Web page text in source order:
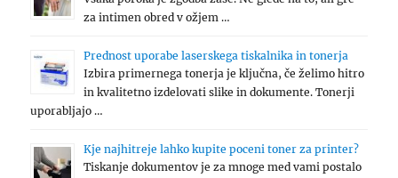
za intimen obred v ožjem …
Prednost uporabe laserskega tiskalnika in tonerja
Izbira primernega tonerja je ključna, če želimo hitro
in kvalitetno izdelovati slike in dokumente. Tonerji
uporabljajo …
Kje najhitreje lahko kupite poceni toner za printer?
Tiskanje dokumentov je za mnoge med vami postalo